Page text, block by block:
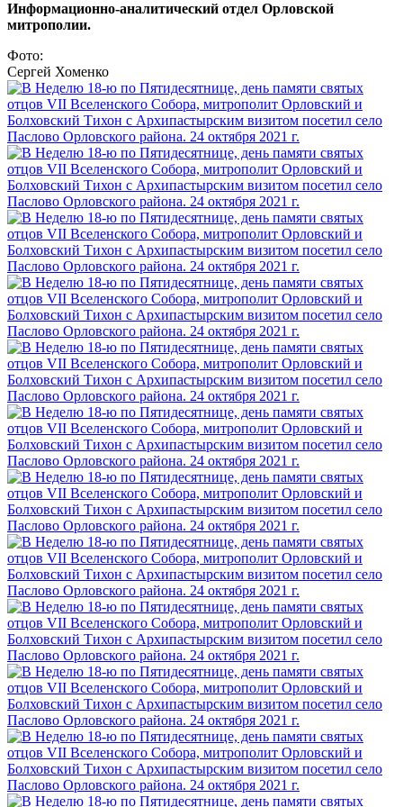
Информационно-аналитический отдел Орловской
митрополии.
Фото:
Сергей Хоменко